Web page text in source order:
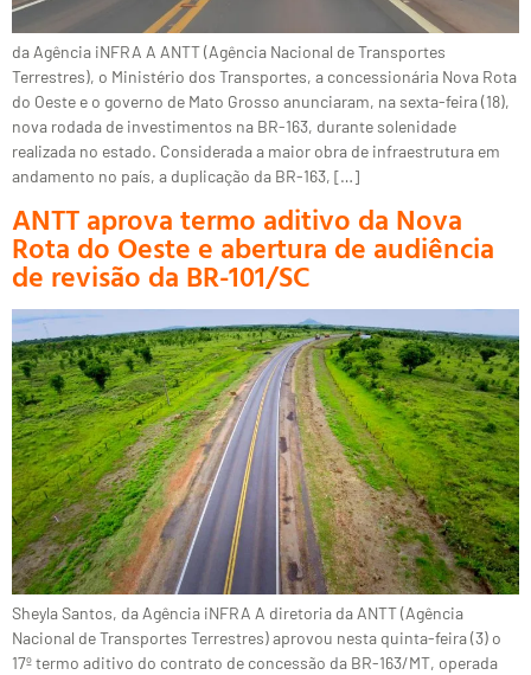
da Agência iNFRA A ANTT (Agência Nacional de Transportes
Terrestres), o Ministério dos Transportes, a concessionária Nova Rota
do Oeste e o governo de Mato Grosso anunciaram, na sexta-feira (18),
nova rodada de investimentos na BR-163, durante solenidade
realizada no estado. Considerada a maior obra de infraestrutura em
andamento no país, a duplicação da BR-163, […]
ANTT aprova termo aditivo da Nova
Rota do Oeste e abertura de audiência
de revisão da BR-101/SC
Sheyla Santos, da Agência iNFRA A diretoria da ANTT (Agência
Nacional de Transportes Terrestres) aprovou nesta quinta-feira (3) o
17º termo aditivo do contrato de concessão da BR-163/MT, operada